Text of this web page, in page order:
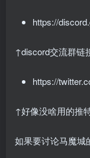
https://
↑discord交流群链
https://
↑好像没啥用的推
如果要讨论马魔城